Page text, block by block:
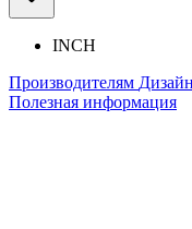
INCH
Производителям
Полезная информация